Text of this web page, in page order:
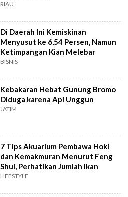
RIAU
Di Daerah Ini Kemiskinan
Menyusut ke 6,54 Persen, Namun
Ketimpangan Kian Melebar
BISNIS
Kebakaran Hebat Gunung Bromo
Diduga karena Api Unggun
JATIM
7 Tips Akuarium Pembawa Hoki
dan Kemakmuran Menurut Feng
Shui, Perhatikan Jumlah Ikan
LIFESTYLE